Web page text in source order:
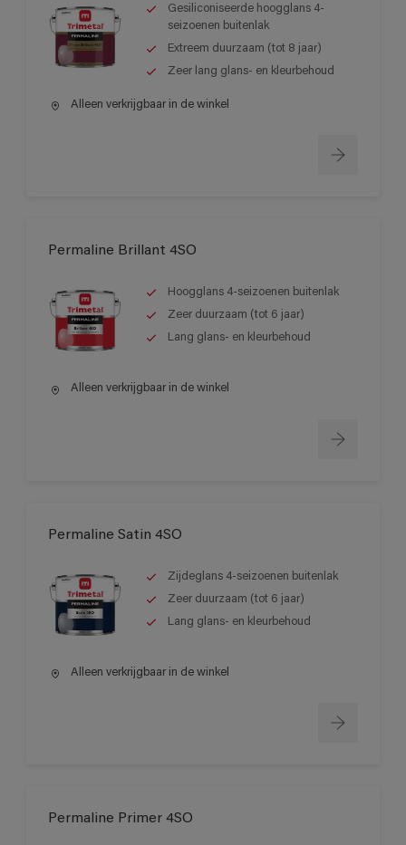
Gesiliconiseerde hoogglans 4-
seizoenen buitenlak
Extreem duurzaam (tot 8 jaar)
Zeer lang glans- en kleurbehoud
Alleen verkrijgbaar in de winkel
Permaline Brillant 4SO
Hoogglans 4-seizoenen buitenlak
Zeer duurzaam (tot 6 jaar)
Lang glans- en kleurbehoud
Alleen verkrijgbaar in de winkel
Permaline Satin 4SO
Zijdeglans 4-seizoenen buitenlak
Zeer duurzaam (tot 6 jaar)
Lang glans- en kleurbehoud
Alleen verkrijgbaar in de winkel
Permaline Primer 4SO